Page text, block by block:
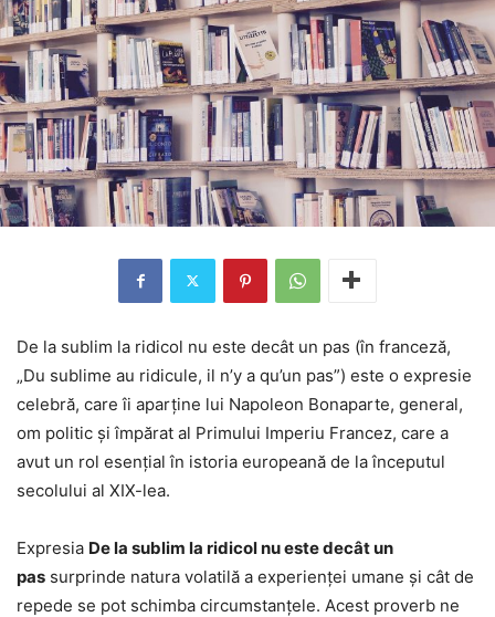
De la sublim la ridicol nu este decât un pas (în franceză,
„Du sublime au ridicule, il n’y a qu’un pas”) este o expresie
celebră, care îi aparține lui Napoleon Bonaparte, general,
om politic și împărat al Primului Imperiu Francez, care a
avut un rol esențial în istoria europeană de la începutul
secolului al XIX-lea.
Expresia De la sublim la ridicol nu este decât un
pas surprinde natura volatilă a experienței umane și cât de
repede se pot schimba circumstanțele. Acest proverb ne